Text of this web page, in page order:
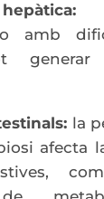
o amb
generar
la
afecta